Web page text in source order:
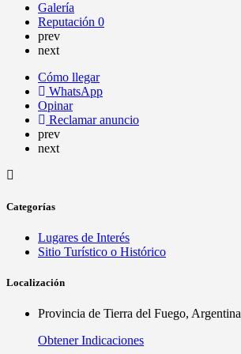
Galería
Reputación 0
prev
next
Cómo llegar
WhatsApp
Opinar
Reclamar anuncio
prev
next
Categorías
Lugares de Interés
Sitio Turístico o Histórico
Localización
Provincia de Tierra del Fuego, Argentina
Obtener Indicaciones